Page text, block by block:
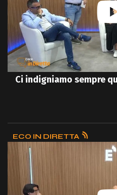
Ci indigniamo sempre
ECO IN DIRETTA